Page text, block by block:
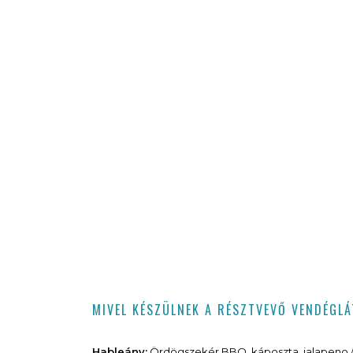
MIVEL KÉSZÜLNEK A RÉSZTVEVŐ